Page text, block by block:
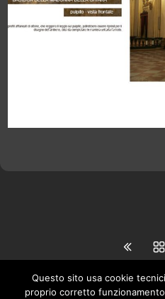
Questo sito usa cookie
proprio corretto